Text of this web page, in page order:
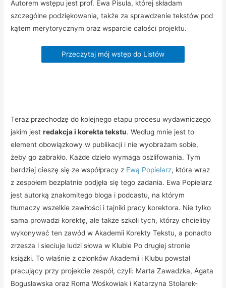
Autorem wstępu jest prof. Ewa Pisula, której składam
szczególne podziękowania, także za sprawdzenie tekstów pod
kątem merytorycznym oraz wsparcie całości projektu.
Przeczytaj mój wstęp do Listów
Teraz przechodzę do kolejnego etapu procesu wydawniczego
jakim jestredakcja i korekta tekstu. Według mnie jest to
element obowiązkowy w publikacji i nie wyobrażam sobie,
żeby go zabrakło. Każde dzieło wymaga oszlifowania. Tym
bardziej cieszę się ze współpracy z Ewą Popielarz, która wraz
z zespołem bezpłatnie podjęła się tego zadania. Ewa Popielarz
jest autorką znakomitego bloga i podcastu, na którym
tłumaczy wszelkie zawiłości i tajniki pracy korektora. Nie tylko
sama prowadzi korektę, ale także szkoli tych, którzy chcieliby
wykonywać ten zawód w Akademii Korekty Tekstu, a ponadto
zrzesza i sieciuje ludzi słowa w Klubie Po drugiej stronie
książki. To właśnie z członków Akademii i Klubu powstał
pracujący przy projekcie zespół, czyli: Marta Zawadzka, Agata
Bogusławska oraz Roma Wośkowiak i Katarzyna Stolarek-